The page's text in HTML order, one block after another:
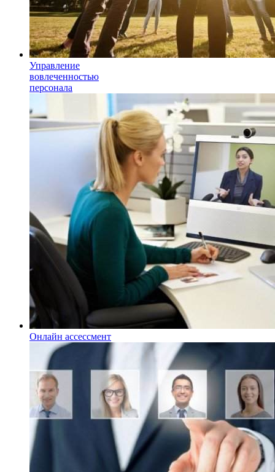
Управление
вовлеченностью
персонала
Онлайн ассессмент